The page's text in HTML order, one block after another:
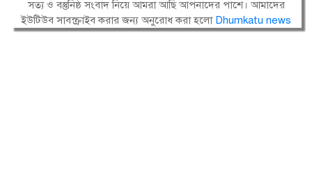
সত্য ও বস্তুনিষ্ঠ সংবাদ নিয়ে আমরা আছি আপনাদের পাশে। আমাদের
ইউটিউব সাবস্ক্রাইব করার জন্য অনুরোধ করা হলো Dhumkatu news